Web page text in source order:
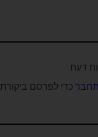
דעת
כדי לפרסם ביקורת.